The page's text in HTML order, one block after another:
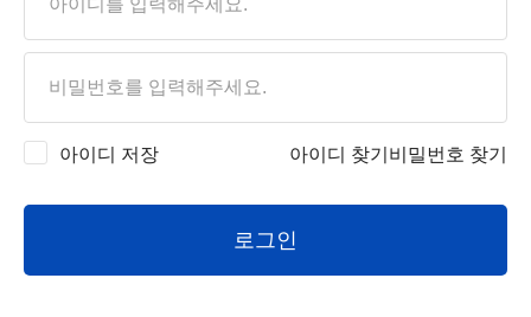
아이디 저장 아이디 찾기 비밀번호 찾기
로그인